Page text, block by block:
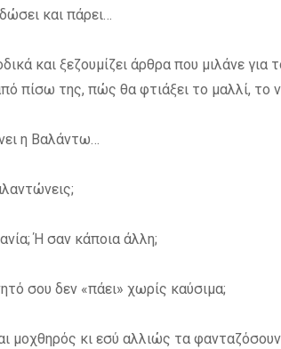
και πάρει…
και ξεζουμίζει άρθρα που μιλάνε
πίσω της, πώς θα φτιάξει το μαλλί, το
η Βαλάντω…
Ή σαν κάποια άλλη;
σου δεν «πάει» χωρίς καύσιμα;
μοχθηρός κι εσύ αλλιώς τα